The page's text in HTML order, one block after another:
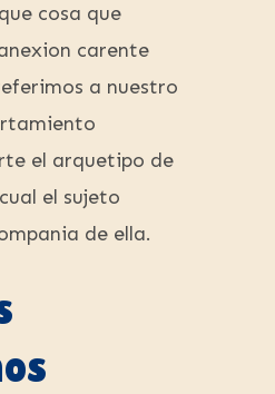
cosa que
carente
a nuestro
el arquetipo de
el sujeto
de ella.